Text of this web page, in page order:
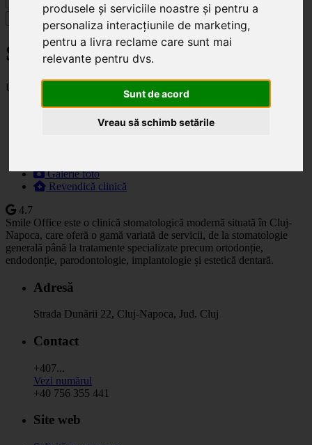
produsele și serviciile noastre și pentru a
personaliza interacțiunile de marketing,
pentru a livra reclame care sunt mai
relevante pentru dvs.
Sunt de acord
Vreau să schimb setările
Specialități
Smile Office
Ultima actualizare: 03.06.2025
Descriere
Galerie foto
Revendică clinică
4.7
Smile Office este o clinică stomatologică modernă situată în Cluj-
Napoca, care oferă o gamă variată de servicii, de la stomatologie
generală până la tratamente specializate precum ortodonție,
endodonție, parodontologie, implantologie și estetică dentară.
Adresă
Strada Dunării 22, Cluj-Napoca, Jud. Cluj
Contact
+407...
Vezi numărul
+40 756 355 441
Site web